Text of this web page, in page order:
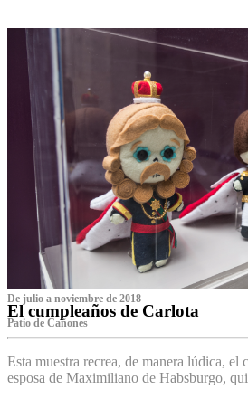
De julio a noviembre de 2018
El cumpleaños de Carlota
Patio de Cañones
Esta muestra recrea, de manera lúdica, el
esposa de Maximiliano de Habsburgo,